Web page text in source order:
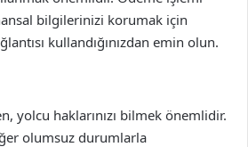
bilgilerinizi korumak için
kullandığınızdan emin olun.
yolcu haklarınızı bilmek önemlidir.
olumsuz durumlarla